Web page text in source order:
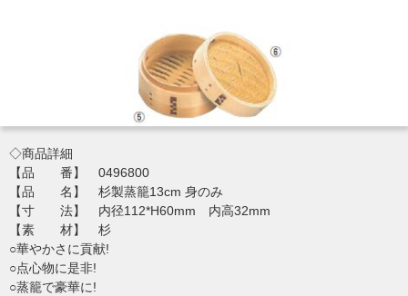
◇商品詳細
【品 番】 0496800
【品 名】 杉製蒸籠13cm 身のみ
【寸 法】 内径112*H60mm 内高32mm
【素 材】 杉
○華やかさに貢献!
○点心物に是非!
○蒸籠で豪華に!